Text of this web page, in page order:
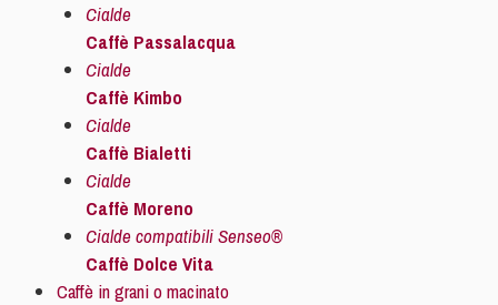
Cialde
Caffè Passalacqua
Cialde
Caffè Kimbo
Cialde
Caffè Bialetti
Cialde
Caffè Moreno
Cialde compatibili Senseo®
Caffè Dolce Vita
Caffè in grani o macinato